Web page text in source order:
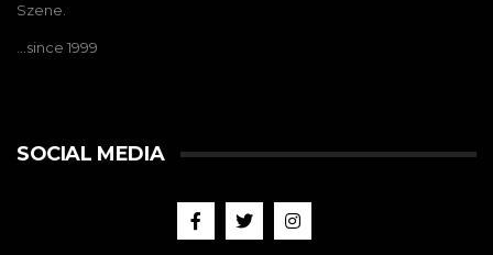
Szene.
…since 1999
SOCIAL MEDIA